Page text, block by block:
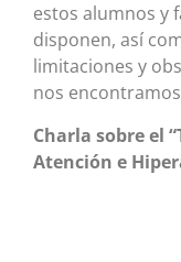
estos alumnos y
disponen, así
limitaciones y
nos
Charla sobre el
Atención e